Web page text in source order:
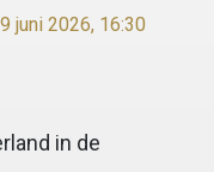
juni 2026, 16:30
in de